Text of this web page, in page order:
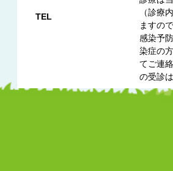
TEL
（診療
ますの
感染予
染症の
てご連
の受診